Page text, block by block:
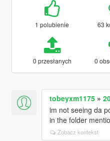
1 polubienie 63
0 przesłanych 0
tobeyxm1175»
im not seeing da
in the folder
Zobacz kontekst